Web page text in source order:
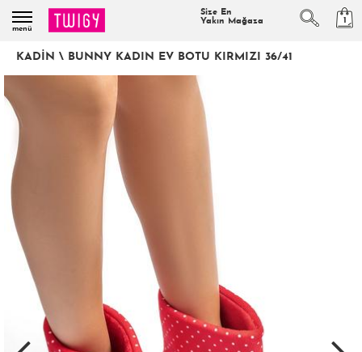
menü
Size En
Yakın Mağaza
1
KADIN \ BUNNY KADIN EV BOTU KIRMIZI 36/41